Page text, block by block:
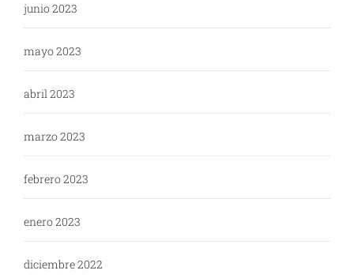
junio 2023
mayo 2023
abril 2023
marzo 2023
febrero 2023
enero 2023
diciembre 2022